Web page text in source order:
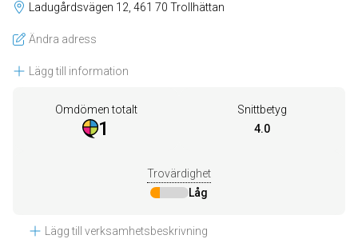
Ladugårdsvägen 12, 461 70 Trollhättan
Ändra adress
Lägg till information
Omdömen totalt
1
Snittbetyg
4.0
Trovärdighet
Låg
Lägg till verksamhetsbeskrivning